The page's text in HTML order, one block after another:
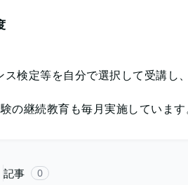
ス検定等を自分で選択して受講し
の継続教育も毎月実施しています
記事 0